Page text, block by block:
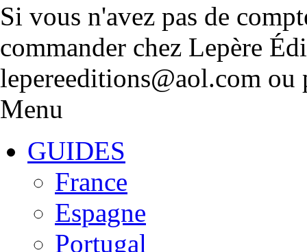
Si vous n'avez pas de
commander chez Lepère
lepereeditions@aol.com ou
Menu
GUIDES
France
Espagne
Portugal